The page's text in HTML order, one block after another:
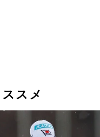
、夜練と何部にもわたる
スメ